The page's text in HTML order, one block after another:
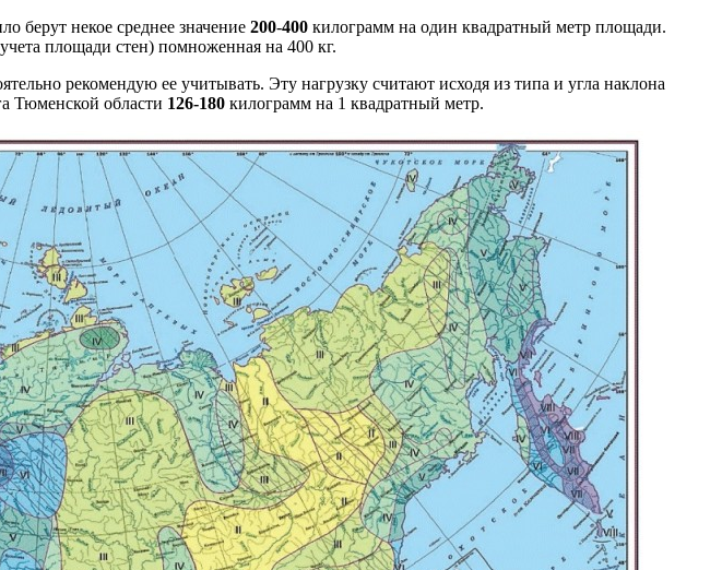
берут некое среднее значение 200-400 килограмм на один квадратный метр площади.
площади стен) помноженная на 400 кг.
рекомендую ее учитывать. Эту нагрузку считают исходя из типа и угла наклона
Тюменской области 126-180 килограмм на 1 квадратный метр.